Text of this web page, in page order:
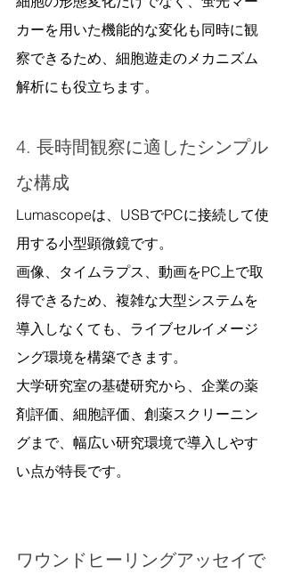
カーを用いた機能的な変化も同時に観
察できるため、細胞遊走のメカニズム
解析にも役立ちます。
4. 長時間観察に適したシンプル
な構成
Lumascopeは、USBでPCに接続して使
用する小型顕微鏡です。
画像、タイムラプス、動画をPC上で取
得できるため、複雑な大型システムを
導入しなくても、ライブセルイメージ
ング環境を構築できます。
大学研究室の基礎研究から、企業の薬
剤評価、細胞評価、創薬スクリーニン
グまで、幅広い研究環境で導入しやす
い点が特長です。
ワウンドヒーリングアッセイで